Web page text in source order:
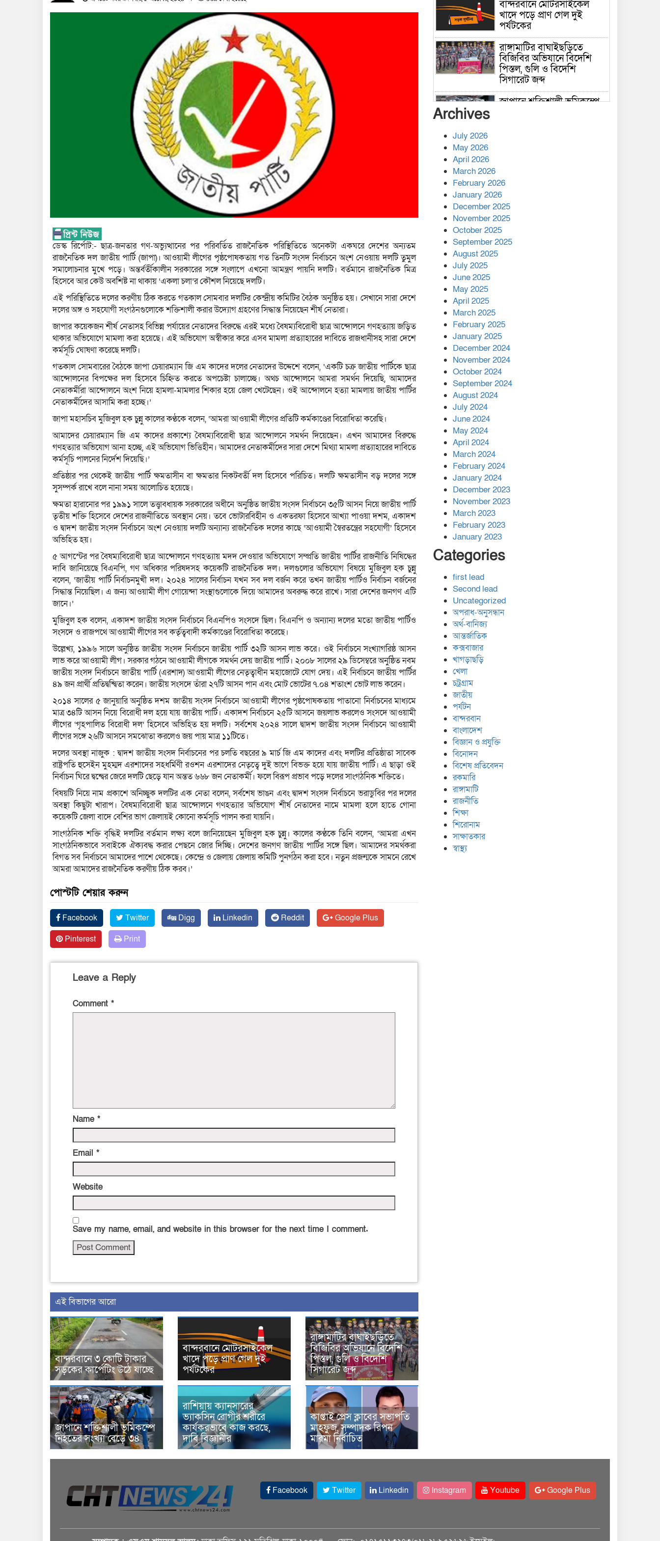
ডেস্ক রির্পোট:- ছাত্র-জনতার গণ-অভ্যুত্থানের পর পরিবর্তিত রাজনৈতিক পরিস্থিতিতে অনেকটা একঘরে দেশের অন্যতম
রাজনৈতিক দল জাতীয় পার্টি (জাপা)। আওয়ামী লীগের পৃষ্ঠপোষকতায় গত তিনটি সংসদ নির্বাচনে অংশ নেওয়ায় দলটি তুমুল
সমালোচনার মুখে পড়ে। অন্তর্বর্তীকালীন সরকারের সঙ্গে সংলাপে এখনো আমন্ত্রণ পায়নি দলটি। বর্তমানে রাজনৈতিক মিত্র
হিসেবে আর কেউ অবশিষ্ট না থাকায় ‘একলা চলা’র কৌশল নিয়েছে দলটি।
এই পরিস্থিতিতে দলের করণীয় ঠিক করতে গতকাল সোমবার দলটির কেন্দ্রীয় কমিটির বৈঠক অনুষ্ঠিত হয়। সেখানে সারা দেশে
দলের অঙ্গ ও সহযোগী সংগঠনগুলোকে শক্তিশালী করার উদ্যোগ গ্রহণের সিদ্ধান্ত নিয়েছেন শীর্ষ নেতারা।
জাপার কয়েকজন শীর্ষ নেতাসহ বিভিন্ন পর্যায়ের নেতাদের বিরুদ্ধে এরই মধ্যে বৈষম্যবিরোধী ছাত্র আন্দোলনে গণহত্যায় জড়িত
থাকার অভিযোগে মামলা করা হয়েছে। এই অভিযোগ অস্বীকার করে এসব মামলা প্রত্যাহারের দাবিতে রাজধানীসহ সারা দেশে
কর্মসূচি ঘোষণা করেছে দলটি।
গতকাল সোমবারের বৈঠকে জাপা চেয়ারম্যান জি এম কাদের দলের নেতাদের উদ্দেশে বলেন, ‘একটি চক্র জাতীয় পার্টিকে ছাত্র
আন্দোলনের বিপক্ষের দল হিসেবে চিহ্নিত করতে অপচেষ্টা চালাচ্ছে। অথচ আন্দোলনে আমরা সমর্থন দিয়েছি, আমাদের
নেতাকর্মীরা আন্দোলনে অংশ নিয়ে হামলা-মামলার শিকার হয়ে জেল খেটেছেন। ওই আন্দোলনে হত্যা মামলায় জাতীয় পার্টির
নেতাকর্মীদের আসামি করা হচ্ছে।’
জাপা মহাসচিব মুজিবুল হক চুন্নু কালের কণ্ঠকে বলেন, ‘আমরা আওয়ামী লীগের প্রতিটি কর্মকাণ্ডের বিরোধিতা করেছি।
আমাদের চেয়ারম্যান জি এম কাদের প্রকাশ্যে বৈষম্যবিরোধী ছাত্র আন্দোলনে সমর্থন দিয়েছেন। এখন আমাদের বিরুদ্ধে
গণহত্যার অভিযোগ আনা হচ্ছে, এই অভিযোগ ভিত্তিহীন। আমাদের নেতাকর্মীদের সারা দেশে মিথ্যা মামলা প্রত্যাহারের দাবিতে
কর্মসূচি পালনের নির্দেশ দিয়েছি।’
প্রতিষ্ঠার পর থেকেই জাতীয় পার্টি ক্ষমতাসীন বা ক্ষমতার নিকটবর্তী দল হিসেবে পরিচিত। দলটি ক্ষমতাসীন বড় দলের সঙ্গে
সুসম্পর্ক রাখে বলে নানা সময় আলোচিত হয়েছে।
ক্ষমতা হারানোর পর ১৯৯১ সালে তত্ত্বাবধায়ক সরকারের অধীনে অনুষ্ঠিত জাতীয় সংসদ নির্বাচনে ৩৫টি আসন নিয়ে জাতীয় পার্টি
তৃতীয় শক্তি হিসেবে দেশের রাজনীতিতে অবস্থান নেয়। তবে ভোটারবিহীন ও একতরফা হিসেবে আখ্যা পাওয়া দশম, একাদশ
ও দ্বাদশ জাতীয় সংসদ নির্বাচনে অংশ নেওয়ায় দলটি অন্যান্য রাজনৈতিক দলের কাছে ‘আওয়ামী স্বৈরতন্ত্রের সহযোগী’ হিসেবে
অভিহিত হয়।
৫ আগস্টের পর বৈষম্যবিরোধী ছাত্র আন্দোলনে গণহত্যায় মদদ দেওয়ার অভিযোগে সম্প্রতি জাতীয় পার্টির রাজনীতি নিষিদ্ধের
দাবি জানিয়েছে বিএনপি, গণ অধিকার পরিষদসহ কয়েকটি রাজনৈতিক দল। দলগুলোর অভিযোগ বিষয়ে মুজিবুল হক চুন্নু
বলেন, ‘জাতীয় পার্টি নির্বাচনমুখী দল। ২০২৪ সালের নির্বাচন যখন সব দল বর্জন করে তখন জাতীয় পার্টিও নির্বাচন বর্জনের
সিদ্ধান্ত নিয়েছিল। এ জন্য আওয়ামী লীগ গোয়েন্দা সংস্থাগুলোকে দিয়ে আমাদের অবরুদ্ধ করে রাখে। সারা দেশের জনগণ এটি
জানে।’
মুজিবুল হক বলেন, একাদশ জাতীয় সংসদ নির্বাচনে বিএনপিও সংসদে ছিল। বিএনপি ও অন্যান্য দলের মতো জাতীয় পার্টিও
সংসদে ও রাজপথে আওয়ামী লীগের সব কর্তৃত্ববাদী কর্মকাণ্ডের বিরোধিতা করেছে।
উল্লেখ্য, ১৯৯৬ সালে অনুষ্ঠিত জাতীয় সংসদ নির্বাচনে জাতীয় পার্টি ৩২টি আসন লাভ করে। ওই নির্বাচনে সংখ্যাগরিষ্ঠ আসন
লাভ করে আওয়ামী লীগ। সরকার গঠনে আওয়ামী লীগকে সমর্থন দেয় জাতীয় পার্টি। ২০০৮ সালের ২৯ ডিসেম্বরে অনুষ্ঠিত নবম
জাতীয় সংসদ নির্বাচনে জাতীয় পার্টি (এরশাদ) আওয়ামী লীগের নেতৃত্বাধীন মহাজোটে যোগ দেয়। এই নির্বাচনে জাতীয় পার্টির
৪৯ জন প্রার্থী প্রতিদ্বন্দ্বিতা করেন। জাতীয় সংসদে তাঁরা ২৭টি আসন পান এবং মোট ভোটের ৭.০৪ শতাংশ ভোট লাভ করেন।
২০১৪ সালের ৫ জানুয়ারি অনুষ্ঠিত দশম জাতীয় সংসদ নির্বাচনে আওয়ামী লীগের পৃষ্ঠপোষকতায় পাতানো নির্বাচনের মাধ্যমে
মাত্র ৩৪টি আসন নিয়ে বিরোধী দল হয়ে যায় জাতীয় পার্টি। একাদশ নির্বাচনে ২৫টি আসনে জয়লাভ করলেও সংসদে আওয়ামী
লীগের ‘গৃহপালিত বিরোধী দল’ হিসেবে অভিহিত হয় দলটি। সর্বশেষ ২০২৪ সালে দ্বাদশ জাতীয় সংসদ নির্বাচনে আওয়ামী
লীগের সঙ্গে ২৬টি আসনে সমঝোতা করলেও জয় পায় মাত্র ১১টিতে।
দলের অবস্থা নাজুক : দ্বাদশ জাতীয় সংসদ নির্বাচনের পর চলতি বছরের ৯ মার্চ জি এম কাদের এবং দলটির প্রতিষ্ঠাতা সাবেক
রাষ্ট্রপতি হুসেইন মুহম্মদ এরশাদের সহধর্মিণী রওশন এরশাদের নেতৃত্বে দুই ভাগে বিভক্ত হয়ে যায় জাতীয় পার্টি। এ ছাড়া ওই
নির্বাচন ঘিরে দ্বন্দ্বের জেরে দলটি ছেড়ে যান অন্তত ৬৬৮ জন নেতাকর্মী। ফলে বিরূপ প্রভাব পড়ে দলের সাংগঠনিক শক্তিতে।
বিষয়টি নিয়ে নাম প্রকাশে অনিচ্ছুক দলটির এক নেতা বলেন, সর্বশেষ ভাঙন এবং দ্বাদশ সংসদ নির্বাচনে ভরাডুবির পর দলের
অবস্থা কিছুটা খারাপ। বৈষম্যবিরোধী ছাত্র আন্দোলনে গণহত্যার অভিযোগ শীর্ষ নেতাদের নামে মামলা হলে হাতে গোনা
কয়েকটি জেলা বাদে বেশির ভাগ জেলায়ই কোনো কর্মসূচি পালন করা যায়নি।
সাংগঠনিক শক্তি বৃদ্ধিই দলটির বর্তমান লক্ষ্য বলে জানিয়েছেন মুজিবুল হক চুন্নু। কালের কণ্ঠকে তিনি বলেন, ‘আমরা এখন
সাংগঠনিকভাবে সবাইকে ঐক্যবদ্ধ করার পেছনে জোর দিচ্ছি। দেশের জনগণ জাতীয় পার্টির সঙ্গে ছিল। আমাদের সমর্থকরা
বিগত সব নির্বাচনে আমাদের পাশে থেকেছে। কেন্দ্রে ও জেলায় জেলায় কমিটি পুনর্গঠন করা হবে। নতুন প্রজন্মকে সামনে রেখে
আমরা আমাদের রাজনৈতিক করণীয় ঠিক করব।’
পোস্টটি শেয়ার করুন
Facebook Twitter Digg Linkedin Reddit
Google Plus
Pinterest
Print
Leave a Reply
Comment *
Name *
Email *
Website
Save my name, email, and website in this browser for the next time I comment.
এই বিভাগের আরো
বান্দরবানে ৩ কোটি টাকার
সড়কের কার্পেটিং উঠে যাচ্ছে
বান্দরবানে মোটরসাইকেল
খাদে পড়ে প্রাণ গেল দুই
পর্যটকের
রাঙ্গামাটির বাঘাইছড়িতে
বিজিবির অভিযানে বিদেশি
পিস্তল, গুলি ও বিদেশি
সিগারেট জব্দ
জাপানে শক্তিশালী ভূমিকম্পে
নিহতের সংখ্যা বেড়ে ৩৪
রাশিয়ায় ক্যানসারের
ভ্যাকসিন রোগীর শরীরে
কার্যকরভাবে কাজ করছে,
দাবি বিজ্ঞানীর
কাপ্তাই প্রেস ক্লাবের সভাপতি
মাহফুজ, সম্পাদক রিপন
মারমা নির্বাচিত
বান্দরবানে মোটরসাইকেল
খাদে পড়ে প্রাণ গেল দুই
পর্যটকের
রাঙ্গামাটির বাঘাইছড়িতে
বিজিবির অভিযানে বিদেশি
পিস্তল, গুলি ও বিদেশি
সিগারেট জব্দ
জাপানে শক্তিশালী ভূমিকম্পে
কাপ্তাই প্রেস ক্লাবের সভাপতি
মাহফুজ, সম্পাদক রিপন মারমা
নির্বাচিত
মালয়েশিয়ার প্রধানমন্ত্রীকে চিঠি
দেয়ার পর ফোন তারেক
রহমানের,গ্যাস সঙ্কট
মোকাবিলায় সহায়তার আশ্বাস
এক বিলিয়ন ডলার বিনিয়োগ
হবে আনোয়ারায়
বান্দরবানে বন্যায় ক্ষতিগ্রস্তদের
মাঝে সহায়তা দিলেন সাচিং প্রু
জেরী
Archives
July 2026
May 2026
April 2026
March 2026
February 2026
January 2026
December 2025
November 2025
October 2025
September 2025
August 2025
July 2025
June 2025
May 2025
April 2025
March 2025
February 2025
January 2025
December 2024
November 2024
October 2024
September 2024
August 2024
July 2024
June 2024
May 2024
April 2024
March 2024
February 2024
January 2024
December 2023
November 2023
March 2023
February 2023
January 2023
Categories
first lead
Second lead
Uncategorized
অপরাধ-অনুসন্ধান
অর্থ-বানিজ্য
আন্তর্জাতিক
কক্সবাজার
খাগড়াছড়ি
খেলা
চট্রগ্রাম
জাতীয়
পর্যটন
বান্দরবান
বাংলাদেশ
বিজ্ঞান ও প্রযুক্তি
বিনোদন
বিশেষ প্রতিবেদন
রকমারি
রাঙ্গামাটি
রাজনীতি
শিক্ষা
শিরোনাম
সাক্ষাতকার
স্বাস্থ্য
Facebook Twitter Linkedin Instagram Youtube Google Plus